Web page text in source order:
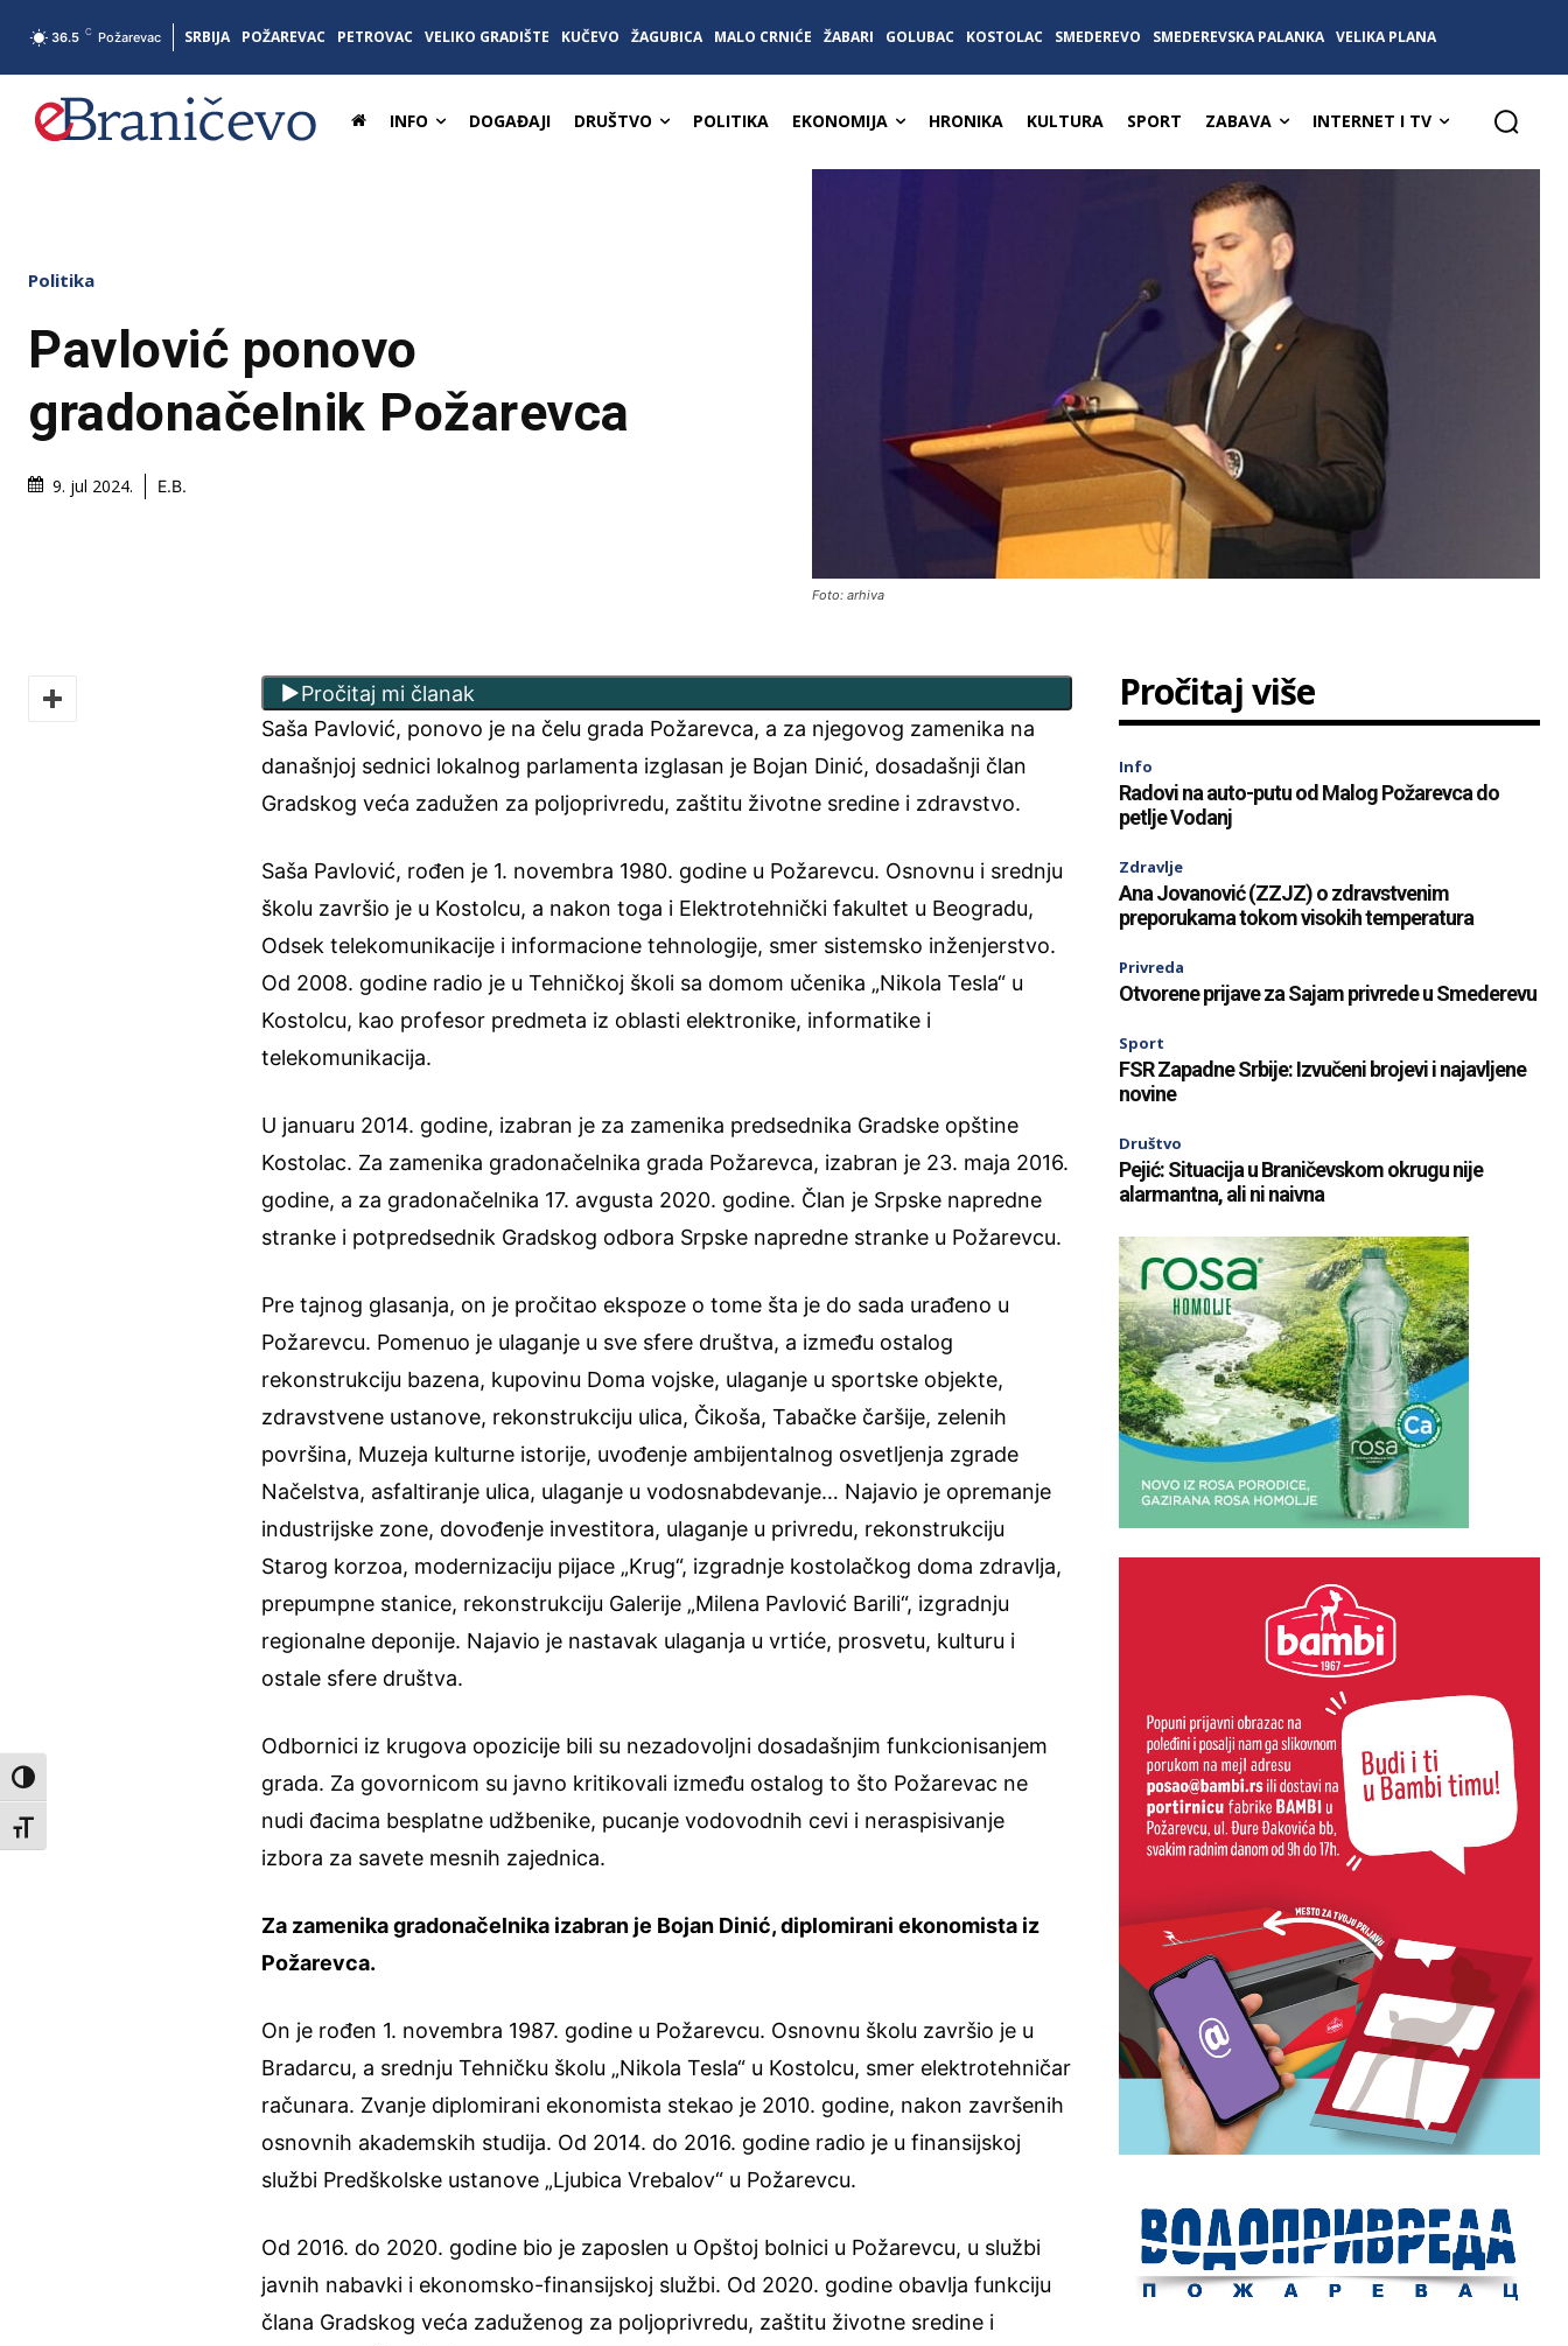
Toggle High Contrast
Toggle Font size
36.5 C Požarevac SRBIJA POŽAREVAC PETROVAC VELIKO GRADIŠTE KUČEVO ŽAGUBICA MALO CRNIĆE ŽABARI GOLUBAC KOSTOLAC SMEDEREVO SMEDEREVSKA PALANKA VELIKA PLANA
INFO DOGAĐAJI DRUŠTVO POLITIKA EKONOMIJA HRONIKA KULTURA SPORT ZABAVA INTERNET I TV
Politika
Pavlović ponovo
gradonačelnik Požarevca
9. jul 2024. E.B.
Foto: arhiva
Pročitaj mi članak
Saša Pavlović, ponovo je na čelu grada Požarevca, a za njegovog zamenika na
današnjoj sednici lokalnog parlamenta izglasan je Bojan Dinić, dosadašnji član
Gradskog veća zadužen za poljoprivredu, zaštitu životne sredine i zdravstvo.
Saša Pavlović, rođen je 1. novembra 1980. godine u Požarevcu. Osnovnu i srednju
školu završio je u Kostolcu, a nakon toga i Elektrotehnički fakultet u Beogradu,
Odsek telekomunikacije i informacione tehnologije, smer sistemsko inženjerstvo.
Od 2008. godine radio je u Tehničkoj školi sa domom učenika „Nikola Tesla“ u
Kostolcu, kao profesor predmeta iz oblasti elektronike, informatike i
telekomunikacija.
U januaru 2014. godine, izabran je za zamenika predsednika Gradske opštine
Kostolac. Za zamenika gradonačelnika grada Požarevca, izabran je 23. maja 2016.
godine, a za gradonačelnika 17. avgusta 2020. godine. Član je Srpske napredne
stranke i potpredsednik Gradskog odbora Srpske napredne stranke u Požarevcu.
Pre tajnog glasanja, on je pročitao ekspoze o tome šta je do sada urađeno u
Požarevcu. Pomenuo je ulaganje u sve sfere društva, a između ostalog
rekonstrukciju bazena, kupovinu Doma vojske, ulaganje u sportske objekte,
zdravstvene ustanove, rekonstrukciju ulica, Čikoša, Tabačke čaršije, zelenih
površina, Muzeja kulturne istorije, uvođenje ambijentalnog osvetljenja zgrade
Načelstva, asfaltiranje ulica, ulaganje u vodosnabdevanje… Najavio je opremanje
industrijske zone, dovođenje investitora, ulaganje u privredu, rekonstrukciju
Starog korzoa, modernizaciju pijace „Krug“, izgradnje kostolačkog doma zdravlja,
prepumpne stanice, rekonstrukciju Galerije „Milena Pavlović Barili“, izgradnju
regionalne deponije. Najavio je nastavak ulaganja u vrtiće, prosvetu, kulturu i
ostale sfere društva.
Odbornici iz krugova opozicije bili su nezadovoljni dosadašnjim funkcionisanjem
grada. Za govornicom su javno kritikovali između ostalog to što Požarevac ne
nudi đacima besplatne udžbenike, pucanje vodovodnih cevi i neraspisivanje
izbora za savete mesnih zajednica.
Za zamenika gradonačelnika izabran je Bojan Dinić, diplomirani ekonomista iz
Požarevca.
On je rođen 1. novembra 1987. godine u Požarevcu. Osnovnu školu završio je u
Bradarcu, a srednju Tehničku školu „Nikola Tesla“ u Kostolcu, smer elektrotehničar
računara. Zvanje diplomirani ekonomista stekao je 2010. godine, nakon završenih
osnovnih akademskih studija. Od 2014. do 2016. godine radio je u finansijskoj
službi Predškolske ustanove „Ljubica Vrebalov“ u Požarevcu.
Od 2016. do 2020. godine bio je zaposlen u Opštoj bolnici u Požarevcu, u službi
javnih nabavki i ekonomsko-finansijskoj službi. Od 2020. godine obavlja funkciju
člana Gradskog veća zaduženog za poljoprivredu, zaštitu životne sredine i
Pročitaj više
Info
Radovi na auto-putu od Malog Požarevca do
petlje Vodanj
Zdravlje
Ana Jovanović (ZZJZ) o zdravstvenim
preporukama tokom visokih temperatura
Privreda
Otvorene prijave za Sajam privrede u Smederevu
Sport
FSR Zapadne Srbije: Izvučeni brojevi i najavljene
novine
Društvo
Pejić: Situacija u Braničevskom okrugu nije
alarmantna, ali ni naivna